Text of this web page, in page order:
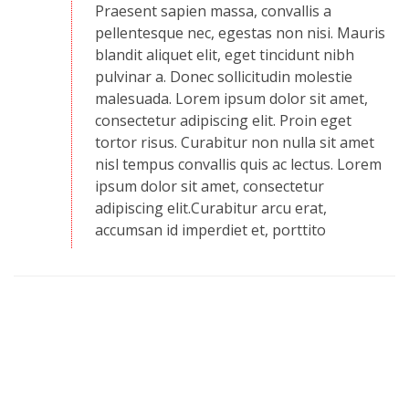
Praesent sapien massa, convallis a
pellentesque nec, egestas non nisi. Mauris
blandit aliquet elit, eget tincidunt nibh
pulvinar a. Donec sollicitudin molestie
malesuada. Lorem ipsum dolor sit amet,
consectetur adipiscing elit. Proin eget
tortor risus. Curabitur non nulla sit amet
nisl tempus convallis quis ac lectus. Lorem
ipsum dolor sit amet, consectetur
adipiscing elit.Curabitur arcu erat,
accumsan id imperdiet et, porttito